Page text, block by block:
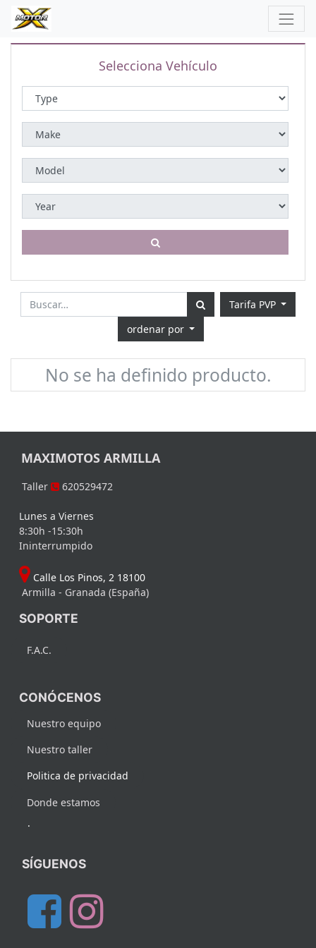
Selecciona Vehículo
Tarifa PVP
ordenar por
No se ha definido producto.
MAXIMOTOS ARMILLA
Taller 620529472
Lunes a Viernes
8:30h -15:30h
Ininterrumpido
Calle Los Pinos, 2 18100
Armilla - Granada (España)
SOPORTE
F.A.C.
CONÓCENOS
Nuestro equipo
Nuestro taller
Politica de privacidad
Donde estamos
.
SÍGUENOS